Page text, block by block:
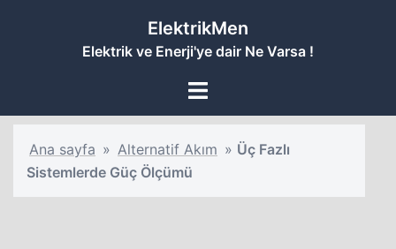
ElektrikMen
Elektrik ve Enerji'ye dair Ne Varsa !
Toggle
Ana sayfa » Alternatif Akım » Üç Fazlı
Sistemlerde Güç Ölçümü